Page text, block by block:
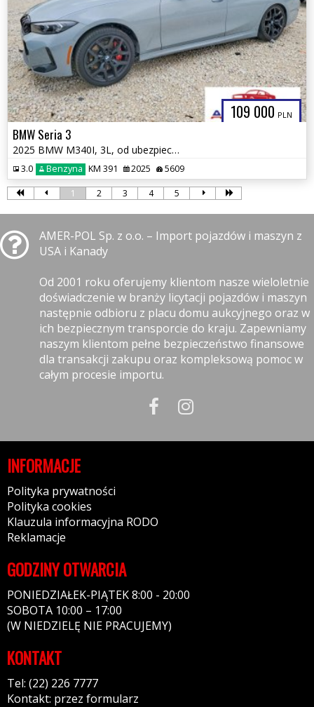
109 000 PLN
BMW Seria 3
2025 BMW M340I, 3L, od ubezpieczalni
3.0 Benzyna KM 391 2025 5609
1 2 3 4 5
AMER-POL Sp. z o.o. – Import pojazdów i maszyn z
USA i Kanady
Od 2001 roku oferujemy klientom nasze wieloletnie
doświadczenie w branży licytacji pojazdów i maszyn
następnie odbioru z placu domu aukcyjnego oraz w
ich bezpiecznym transporcie do kraju. Zapewniamy
naszym klientom pełne bezpieczeństwo finansowe
dla transakcji zakupu oraz kompleksową pomoc w
całym procesie importu.
INFORMACJE
Polityka prywatności
Polityka cookies
Klauzula informacyjna RODO
Reklamacje
GODZINY OTWARCIA
PONIEDZIAŁEK-PIĄTEK 8:00 - 20:00
SOBOTA 10:00 – 17:00
(W NIEDZIELĘ NIE PRACUJEMY)
KONTAKT
Tel: (22) 226 7777
Kontakt: przez formularz